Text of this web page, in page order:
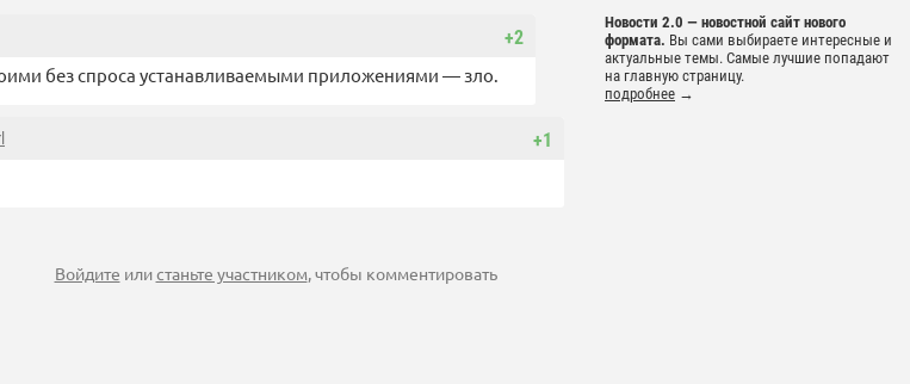
Новости 2.0 — новостной сайт нового
формата. Вы сами выбираете интересные и
актуальные темы. Самые лучшие попадают
на главную страницу.
подробнее →
+2
без спроса устанавливаемыми приложениями — зло.
+1
Войдите илистаньте участником, чтобы комментировать